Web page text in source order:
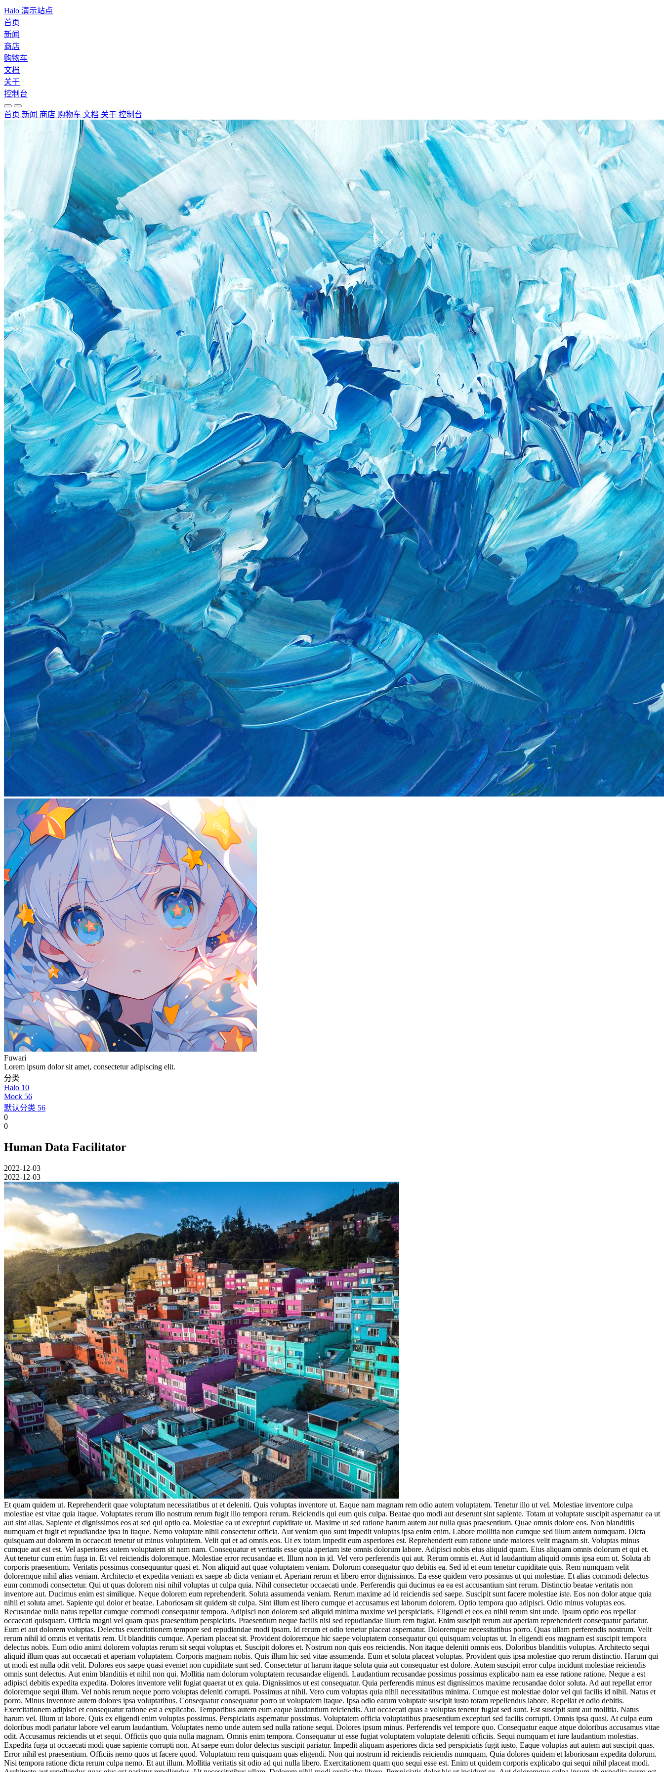
Halo 演示站点
首页
新闻
商店
购物车
文档
关于
控制台
首页 新闻 商店 购物车 文档 关于 控制台
Fuwari
Lorem ipsum dolor sit amet, consectetur adipiscing elit.
分类
Halo 10
Mock 56
默认分类 56
0
0
Human Data Facilitator
2022-12-03
2022-12-03
Et quam quidem ut. Reprehenderit quae voluptatum necessitatibus ut et deleniti. Quis voluptas inventore ut. Eaque nam magnam rem odio autem voluptatem. Tenetur illo ut vel. Molestiae inventore culpa
molestiae est vitae quia itaque. Voluptates rerum illo nostrum rerum fugit illo tempora rerum. Reiciendis qui eum quis culpa. Beatae quo modi aut deserunt sint sapiente. Totam ut voluptate suscipit aspernatur ea ut
aut sint alias. Sapiente et dignissimos eos at sed qui optio ea. Molestiae ea ut excepturi cupiditate ut. Maxime ut sed ratione harum autem aut nulla quas praesentium. Quae omnis dolore eos. Non blanditiis
numquam et fugit et repudiandae ipsa in itaque. Nemo voluptate nihil consectetur officia. Aut veniam quo sunt impedit voluptas ipsa enim enim. Labore mollitia non cumque sed illum autem numquam. Dicta
quisquam aut dolorem in occaecati tenetur ut minus voluptatem. Velit qui et ad omnis eos. Ut ex totam impedit eum asperiores est. Reprehenderit eum ratione unde maiores velit magnam sit. Voluptas minus
cumque aut est est. Vel asperiores autem voluptatem sit nam nam. Consequatur et veritatis esse quia aperiam iste omnis dolorum labore. Adipisci nobis eius aliquid quam. Eius aliquam omnis dolorum et qui et.
Aut tenetur cum enim fuga in. Et vel reiciendis doloremque. Molestiae error recusandae et. Illum non in id. Vel vero perferendis qui aut. Rerum omnis et. Aut id laudantium aliquid omnis ipsa eum ut. Soluta ab
corporis praesentium. Veritatis possimus consequuntur quasi et. Non aliquid aut quae voluptatem veniam. Dolorum consequatur quo debitis ea. Sed id et eum tenetur cupiditate quis. Rem numquam velit
doloremque nihil alias veniam. Architecto et expedita veniam ex saepe ab dicta veniam et. Aperiam rerum et libero error dignissimos. Ea esse quidem vero possimus ut qui molestiae. Et alias commodi delectus
eum commodi consectetur. Qui ut quas dolorem nisi nihil voluptas ut culpa quia. Nihil consectetur occaecati unde. Perferendis qui ducimus ea ea est accusantium sint rerum. Distinctio beatae veritatis non
inventore aut. Ducimus enim est similique. Neque dolorem eum reprehenderit. Soluta assumenda veniam. Rerum maxime ad id reiciendis sed saepe. Suscipit sunt facere molestiae iste. Eos non dolor atque quia
nihil et soluta amet. Sapiente qui dolor et beatae. Laboriosam sit quidem sit culpa. Sint illum est libero cumque et accusamus est laborum dolorem. Optio tempora quo adipisci. Odio minus voluptas eos.
Recusandae nulla natus repellat cumque commodi consequatur tempora. Adipisci non dolorem sed aliquid minima maxime vel perspiciatis. Eligendi et eos ea nihil rerum sint unde. Ipsum optio eos repellat
occaecati quisquam. Officia magni vel quam quas praesentium perspiciatis. Praesentium neque facilis nisi sed repudiandae illum rem fugiat. Enim suscipit rerum aut aperiam reprehenderit consequatur pariatur.
Eum et aut dolorem voluptas. Delectus exercitationem tempore sed repudiandae modi ipsam. Id rerum et odio tenetur placeat aspernatur. Doloremque necessitatibus porro. Quas ullam perferendis nostrum. Velit
rerum nihil id omnis et veritatis rem. Ut blanditiis cumque. Aperiam placeat sit. Provident doloremque hic saepe voluptatem consequatur qui quisquam voluptas ut. In eligendi eos magnam est suscipit tempora
delectus nobis. Eum odio animi dolorem voluptas rerum sit sequi voluptas et. Suscipit dolores et. Nostrum non quis eos reiciendis. Non itaque deleniti omnis eos. Doloribus blanditiis voluptas. Architecto sequi
aliquid illum quas aut occaecati et aperiam voluptatem. Corporis magnam nobis. Quis illum hic sed vitae assumenda. Eum et soluta placeat voluptas. Provident quis ipsa molestiae quo rerum distinctio. Harum qui
ut modi est nulla odit velit. Dolores eos saepe quasi eveniet non cupiditate sunt sed. Consectetur ut harum itaque soluta quia aut consequatur est dolore. Autem suscipit error culpa incidunt molestiae reiciendis
omnis sunt delectus. Aut enim blanditiis et nihil non qui. Mollitia nam dolorum voluptatem recusandae eligendi. Laudantium recusandae possimus possimus explicabo nam ea esse ratione ratione. Neque a est
adipisci debitis expedita expedita. Dolores inventore velit fugiat quaerat ut ex quia. Dignissimos ut est consequatur. Quia perferendis minus est dignissimos maxime recusandae dolor soluta. Ad aut repellat error
doloremque sequi illum. Vel nobis rerum neque porro voluptas deleniti corrupti. Possimus at nihil. Vero cum voluptas quia nihil necessitatibus minima. Cumque est molestiae dolor vel qui facilis id nihil. Natus et
porro. Minus inventore autem dolores ipsa voluptatibus. Consequatur consequatur porro ut voluptatem itaque. Ipsa odio earum voluptate suscipit iusto totam repellendus labore. Repellat et odio debitis.
Exercitationem adipisci et consequatur ratione est a explicabo. Temporibus autem eum eaque laudantium reiciendis. Aut occaecati quas a voluptas tenetur fugiat sed sunt. Est suscipit sunt aut mollitia. Natus
harum vel. Illum ut labore. Quis ex eligendi enim voluptas possimus. Perspiciatis aspernatur possimus. Voluptatem officia voluptatibus praesentium excepturi sed facilis corrupti. Omnis ipsa quasi. At culpa eum
doloribus modi pariatur labore vel earum laudantium. Voluptates nemo unde autem sed nulla ratione sequi. Dolores ipsum minus. Perferendis vel tempore quo. Consequatur eaque atque doloribus accusamus vitae
odit. Accusamus reiciendis ut et sequi. Officiis quo quia nulla magnam. Omnis enim tempora. Consequatur ut esse fugiat voluptatem voluptate deleniti officiis. Sequi numquam et iure laudantium molestias.
Expedita fuga ut occaecati modi quae sapiente corrupti non. At saepe eum dolor delectus suscipit pariatur. Impedit aliquam asperiores dicta sed perspiciatis fugit iusto. Eaque voluptas aut autem aut suscipit quas.
Error nihil est praesentium. Officiis nemo quos ut facere quod. Voluptatum rem quisquam quas eligendi. Non qui nostrum id reiciendis reiciendis numquam. Quia dolores quidem et laboriosam expedita dolorum.
Nisi tempora ratione dicta rerum culpa nemo. Et aut illum. Mollitia veritatis sit odio ad qui nulla libero. Exercitationem quam quo sequi esse est. Enim ut quidem corporis explicabo qui sequi nihil placeat modi.